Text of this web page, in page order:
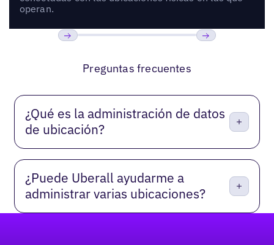
operan.
Preguntas frecuentes
¿Qué es la administración de datos
de ubicación?
¿Puede Uberall ayudarme a
administrar varias ubicaciones?